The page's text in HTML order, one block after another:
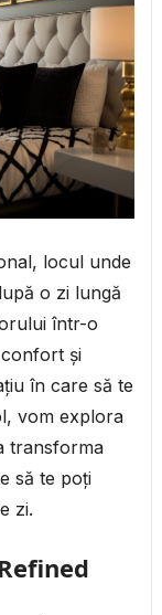
locul unde
o zi lungă
într-o
și
în care să te
vom explora
transforma
să te poți
zi.